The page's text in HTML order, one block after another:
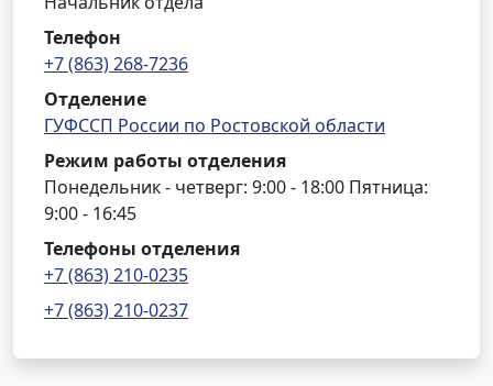
Телефон
+7 (863) 268-7236
Отделение
ГУФССП России по Ростовской области
Режим работы отделения
Понедельник - четверг: 9:00 - 18:00 Пятница:
9:00 - 16:45
Телефоны отделения
+7 (863) 210-0235
+7 (863) 210-0237